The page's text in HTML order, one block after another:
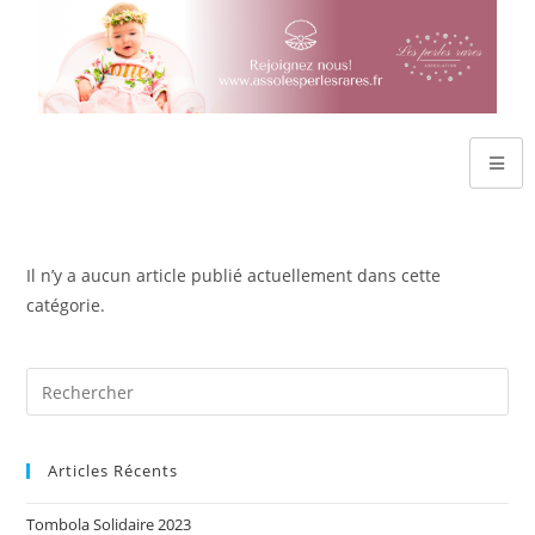
Il n’y a aucun article publié actuellement dans cette
catégorie.
Articles Récents
Tombola Solidaire 2023